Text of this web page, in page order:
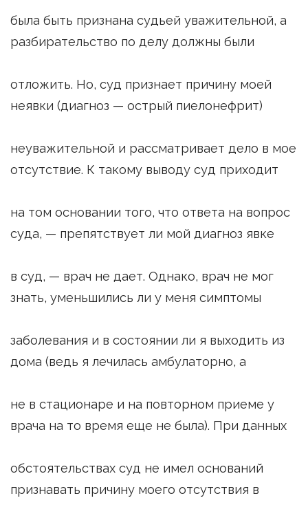
была быть признана судьей уважительной, а
разбирательство по делу должны были
отложить. Но, суд признает причину моей
неявки (диагноз — острый пиелонефрит)
неуважительной и рассматривает дело в мое
отсутствие. К такому выводу суд приходит
на том основании того, что ответа на вопрос
суда, — препятствует ли мой диагноз явке
в суд, — врач не дает. Однако, врач не мог
знать, уменьшились ли у меня симптомы
заболевания и в состоянии ли я выходить из
дома (ведь я лечилась амбулаторно, а
не в стационаре и на повторном приеме у
врача на то время еще не была). При данных
обстоятельствах суд не имел оснований
признавать причину моего отсутствия в